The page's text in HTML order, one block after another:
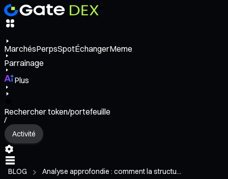
MarchésPerpsSpotÉchangerMeme
Parrainage
Plus
Rechercher token/portefeuille
/
Activité
BLOG Analyse approfondie : comment la structu...